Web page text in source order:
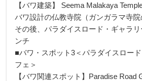
【バワ建築】 Seema Malakaya
バワ設計の仏教寺院（ガンガラマ寺院
その後、パラダイスロード・ギャラ
ンチ
■バワ・スポット3＜パラダイスロー
フェ＞
【バワ関連スポット】Paradise Road